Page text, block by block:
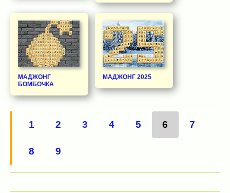
МАДЖОНГ
БОМБОЧКА
МАДЖОНГ 2025
1 2 3 4 5 6 7
8 9